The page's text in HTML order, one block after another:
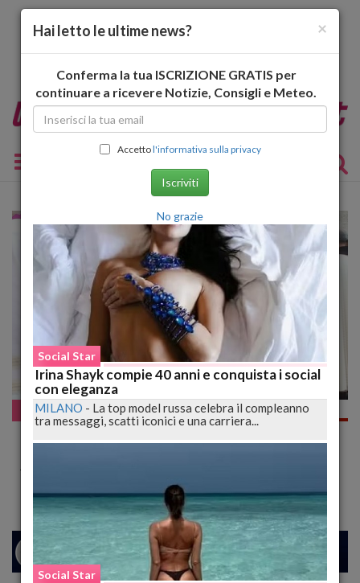
Toggle navigation
Pazzo WEB
Molinari "investito" da giovane ciclista a
Collemaggio
MILANO 26 31
×
Hai letto le ultime news?
Conferma la tua ISCRIZIONE GRATIS per
continuare a ricevere Notizie, Consigli e Meteo.
Accettol'informativa sulla privacy
Iscriviti
No grazie
Social Star
Irina Shayk compie 40 anni e conquista i social
con eleganza
MILANO - La top model russa celebra il compleanno
tra messaggi, scatti iconici e una carriera...
Social Star